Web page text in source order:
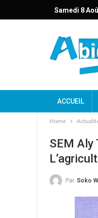
Samedi 8
ACCUEIL
Home
SEM Aly
Par Soko